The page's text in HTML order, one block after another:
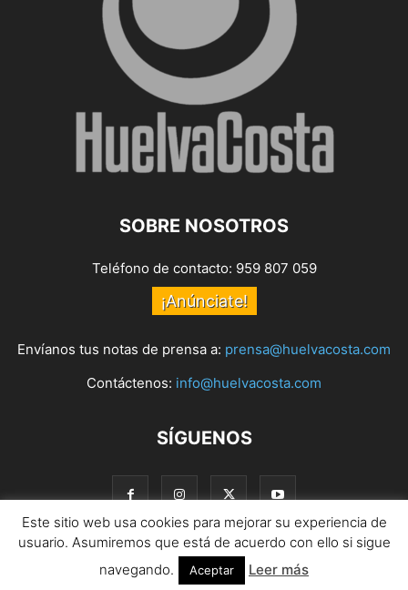
SOBRE NOSOTROS
Teléfono de contacto: 959 807 059
¡Anúnciate!
Envíanos tus notas de prensa a: prensa@huelvacosta.com
Contáctenos: info@huelvacosta.com
SÍGUENOS
© HuelvaCosta
Este sitio web usa cookies para mejorar su experiencia de
usuario. Asumiremos que está de acuerdo con ello si sigue
navegando.
Aceptar Leer más